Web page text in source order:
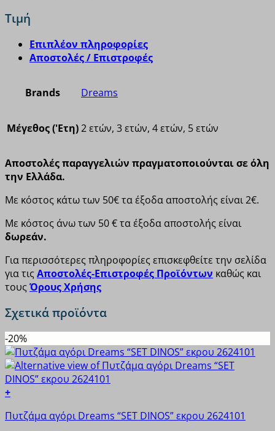
Τιμή
Επιπλέον πληροφορίες
Αποστολές / Επιστροφές
Brands Dreams
Μέγεθος ('Ετη)2 ετών, 3 ετών, 4 ετών, 5 ετών
Αποστολές παραγγελιών πραγματοποιούνται σε όλη
την Ελλάδα.
Με κόστος κάτω των 50€ τα έξοδα αποστολής είναι 2€.
Με κόστος άνω των 50 € τα έξοδα αποστολής είναι
δωρεάν.
Για περισσότερες πληροφορίες επισκεφθείτε την σελίδα
για τις Αποστολές-Επιστροφές Προϊόντων καθώς και
τους Όρους Χρήσης
Σχετικά προϊόντα
-20%
+
το
Πυτζάμα αγόρι Dreams “SET DINOS” εκρου 2624101